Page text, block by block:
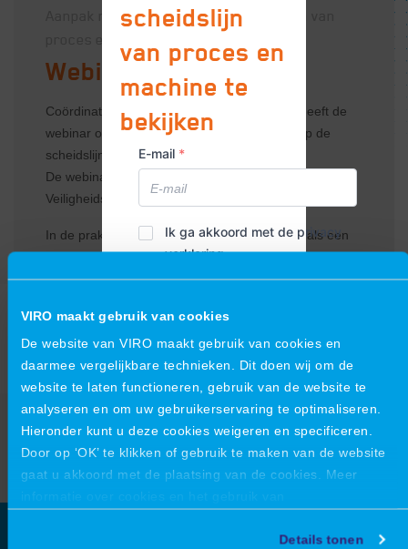
VIRO maakt gebruik van cookies
De website van VIRO maakt gebruik van cookies en
daarmee vergelijkbare technieken. Dit doen wij om de
website te laten functioneren, gebruik van de website te
analyseren en om uw gebruikerservaring te optimaliseren.
Hieronder kunt u deze cookies weigeren en specificeren.
Door op ‘OK’ te klikken of gebruik te maken van de website
gaat u akkoord met de plaatsing van de cookies. Meer
informatie over cookies en het gebruik van
Details tonen
Aanpak risicoanalyses op de scheidslijn van
Webinar - Safety
Coördinator Safety Arno Luisman van VIRO heeft de
webinar over de aanpak van risicoanalyses op de
scheidslijn van proces en machine gegeven.
De webinar vond plaats tijdens de online Industriële
Veiligheidsdagen, georganiseerd door het FHI.
In de praktijk ontstaan regelmatig problemen als een
machine procesmatig en een proces machinematig
beoordeeld wordt. Benieuwd hoe je de juist keuze
scheidslijn
van proces en
machine te
bekijken
E-mail *
Privacy
verklaring
Ik ga akkoord met de privacy
verklaring
Indienen
Verzenden